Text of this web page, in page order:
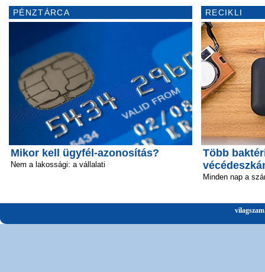
PÉNZTÁRCA
Mikor kell ügyfél-azonosítás?
Nem a lakossági: a vállalati
RECIKLI
Több
Minden nap a